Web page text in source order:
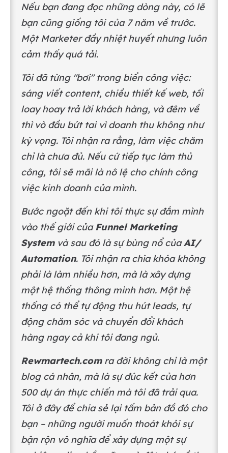
Nếu bạn đang đọc những dòng này, có lẽ
bạn cũng giống tôi của 7 năm về trước.
Một Marketer đầy nhiệt huyết nhưng luôn
cảm thấy quá tải.
Tôi đã từng "bơi" trong biển công việc:
sáng viết content, chiều thiết kế web, tối
loay hoay trả lời khách hàng, và đêm về
thì vò đầu bứt tai vì doanh thu không như
kỳ vọng. Tôi nhận ra rằng, làm việc chăm
chỉ là chưa đủ. Nếu cứ tiếp tục làm thủ
công, tôi sẽ mãi là nô lệ cho chính công
việc kinh doanh của mình.
Bước ngoặt đến khi tôi thực sự đắm mình
vào thế giới củaFunnel Marketing
Systemvà sau đó là sự bùng nổ củaAI/
Automation. Tôi nhận ra chìa khóa không
phải là làm nhiều hơn, mà là xây dựng
một hệ thống thông minh hơn. Một hệ
thống có thể tự động thu hút leads, tự
động chăm sóc và chuyển đổi khách
hàng ngay cả khi tôi đang ngủ.
Rewmartech.comra đời không chỉ là một
blog cá nhân, mà là sự đúc kết của hơn
500 dự án thực chiến mà tôi đã trải qua.
Tôi ở đây để chia sẻ lại tấm bản đồ đó cho
bạn – những người muốn thoát khỏi sự
bận rộn vô nghĩa để xây dựng một sự